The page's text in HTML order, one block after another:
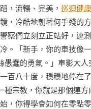
，流暢、完美， 巡迴健
，冷酷地朝著何手殘的
察們立刻立正站好，連
。「新手，你的車技像
蠢的勇氣。」車影大
百八十度，穩穩地停在
種宗教，你就是那個連
，你得學會如何在零點